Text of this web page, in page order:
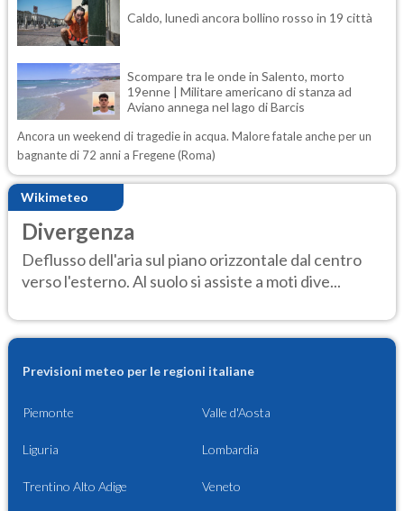
Caldo, lunedì ancora bollino rosso in 19 città
Scompare tra le onde in Salento, morto
19enne | Militare americano di stanza ad
Aviano annega nel lago di Barcis
Ancora un weekend di tragedie in acqua. Malore fatale anche per un
bagnante di 72 anni a Fregene (Roma)
Wikimeteo
Divergenza
Deflusso dell'aria sul piano orizzontale dal centro
verso l'esterno. Al suolo si assiste a moti dive...
Previsioni meteo per le regioni italiane
Piemonte Valle d'Aosta
Liguria Lombardia
Trentino Alto Adige Veneto